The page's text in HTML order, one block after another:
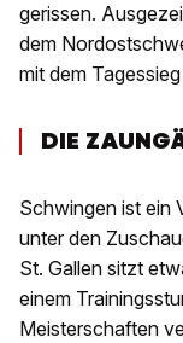
gerissen.
dem
mit dem
DIE
Schwingen ist ein
unter den
St. Gallen sitzt
einem
Meisterschaften